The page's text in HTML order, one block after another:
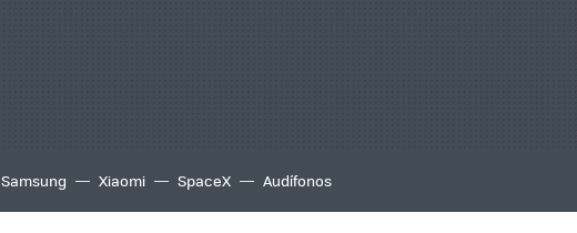
Samsung Xiaomi SpaceX Audífonos